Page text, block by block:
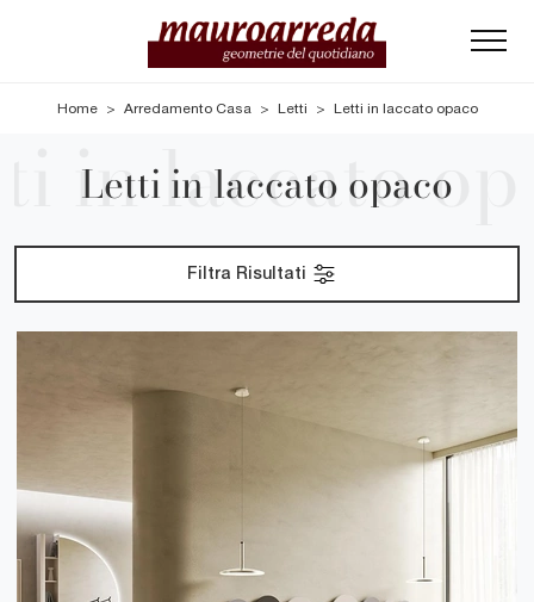
Home > Arredamento Casa > Letti > Letti in laccato opaco
Letti in laccato opaco
Filtra Risultati